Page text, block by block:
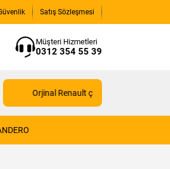
Satış Sözleşmesi
Müşteri Hizmetleri
0312 354 55 39
Orjinal Renault çıkma yedek parçaları